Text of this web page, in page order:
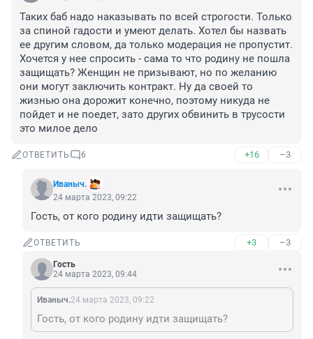
Таких баб надо наказывать по всей строгости. Только
за спиной гадости и умеют делать. Хотел бы назвать
ее другим словом, да только модерация не пропустит.
Хочется у нее спросить - сама то что родину не пошла
защищать? Женщин не призывают, но по желанию
они могут заключить контракт. Ну да своей то
жизнью она дорожит конечно, поэтому никуда не
пойдет и не поедет, зато других обвинить в трусости
это милое дело
ОТВЕТИТЬ 6 +16 –3
Иваныч.
24 марта 2023, 09:22
Гость, от кого родину идти защищать?
ОТВЕТИТЬ +3 –3
Гость
24 марта 2023, 09:44
Иваныч.24 марта 2023, 09:22
Гость, от кого родину идти защищать?